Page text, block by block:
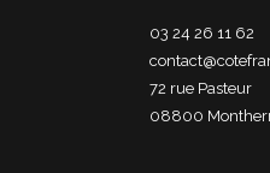
03 24 26 11 62
72 rue Pasteur
08800